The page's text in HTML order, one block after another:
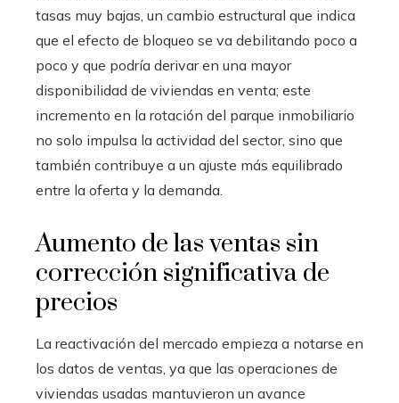
tasas muy bajas, un cambio estructural que indica
que el efecto de bloqueo se va debilitando poco a
poco y que podría derivar en una mayor
disponibilidad de viviendas en venta; este
incremento en la rotación del parque inmobiliario
no solo impulsa la actividad del sector, sino que
también contribuye a un ajuste más equilibrado
entre la oferta y la demanda.
Aumento de las ventas sin
corrección significativa de
precios
La reactivación del mercado empieza a notarse en
los datos de ventas, ya que las operaciones de
viviendas usadas mantuvieron un avance